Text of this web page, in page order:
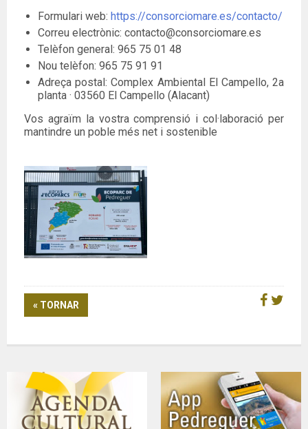
Formulari web: https://consorciomare.es/contacto/
Correu electrònic: contacto@consorciomare.es
Telèfon general: 965 75 01 48
Nou telèfon: 965 75 91 91
Adreça postal: Complex Ambiental El Campello, 2a
planta · 03560 El Campello (Alacant)
Vos agraïm la vostra comprensió i col·laboració per
mantindre un poble més net i sostenible
« TORNAR